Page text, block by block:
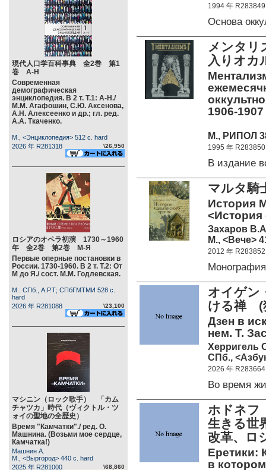
現代人口学百科事典 全2巻 第1
巻 А-Н
Современная
демографическая
энциклопедия. В 2 т. Т.1: А-Н./
М.М. Агафошин, С.Ю. Аксенова,
А.Н. Алексеенко и др.; гл. ред.
А.А. Ткаченко.
М., <Энциклопедия> 512 c. hard
2026 年 R281318
\26,950
ロシアのオペラ初演 1730～1960
年 全2巻 第2巻 М-Я
Первые оперные постановки в
России. 1730-1960. В 2 т. Т.2: От
М до Я./ сост. М.М. Годлевская.
М.: СПб., А.Р.Т; СПбГМТМИ 528 c.
hard
2026 年 R281088
\23,100
マシニン（ロック歌手） 「カム
チャツカ」時代（ヴィクトル・ツ
ォイの聖地の全歴史）
Время "Камчатки"./ ред. О.
Машнина. (Возьми мое сердце,
Камчатка!)
Машнин А.
М., <Выргород> 440 c. hard
2025 年 R281000
\68,860
1994 年 R283849
Основа
メンタリ
入りオカ
1906-1907
М., РИПОЛ
1995 年 R283850
B издание
マルタ騎
История
Захаров
М., <Вече>
2012 年 R283852
オイゲン
ける禅 (
Дзен в
нем. Т.
Херригель
СПб.,
2026 年 R283664
Во время
ホドネ
生きる世
改革、
Еретики:
в